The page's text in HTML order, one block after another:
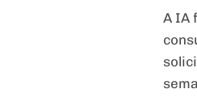
A IA